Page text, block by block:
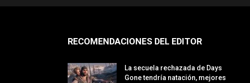
RECOMENDACIONES DEL EDITOR
La secuela rechazada de Days
Gone tendría natación, mejores